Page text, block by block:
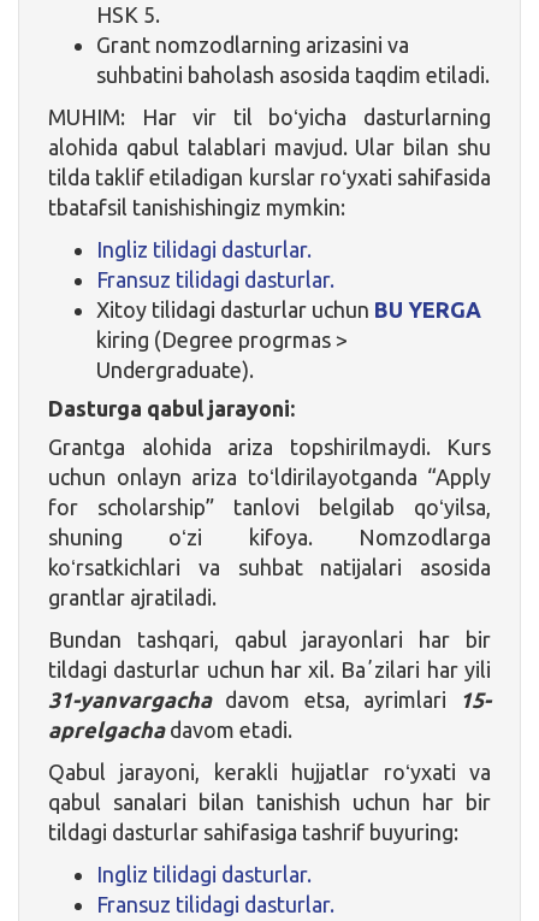
HSK 5.
Grant nomzodlarning arizasini va
suhbatini baholash asosida taqdim etiladi.
MUHIM: Har vir til boʻyicha dasturlarning
alohida qabul talablari mavjud. Ular bilan shu
tilda taklif etiladigan kurslar roʻyxati sahifasida
tbatafsil tanishishingiz mymkin:
Ingliz tilidagi dasturlar.
Fransuz tilidagi dasturlar.
Xitoy tilidagi dasturlar uchun BU YERGA
kiring (Degree progrmas >
Undergraduate).
Dasturga qabul jarayoni:
Grantga alohida ariza topshirilmaydi. Kurs
uchun onlayn ariza toʻldirilayotganda “Apply
for scholarship” tanlovi belgilab qoʻyilsa,
shuning oʻzi kifoya. Nomzodlarga
koʻrsatkichlari va suhbat natijalari asosida
grantlar ajratiladi.
Bundan tashqari, qabul jarayonlari har bir
tildagi dasturlar uchun har xil. Baʼzilari har yili
31-yanvargachadavom etsa, ayrimlari
15-
aprelgachadavom etadi.
Qabul jarayoni, kerakli hujjatlar roʻyxati va
qabul sanalari bilan tanishish uchun har bir
tildagi dasturlar sahifasiga tashrif buyuring:
Ingliz tilidagi dasturlar.
Fransuz tilidagi dasturlar.